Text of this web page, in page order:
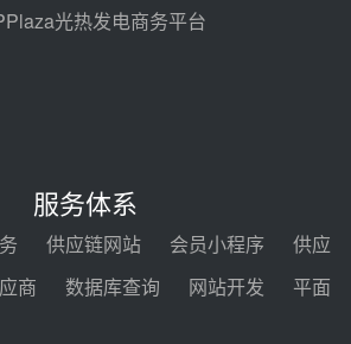
前天 08-05 14:48
2026-2029年熔盐介质框架协议
中能建华中试研院中标重能新疆
100MW光热项目机组调试及性能
光热发电商务平台
服务体系
供应链网站 会员小程序
供应
商 数据库查询 网站开发
平面